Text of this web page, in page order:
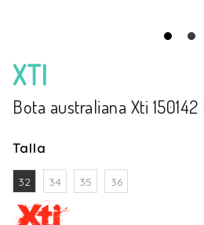
XTI
Bota australiana Xti 150142
Talla
32 34 35 36